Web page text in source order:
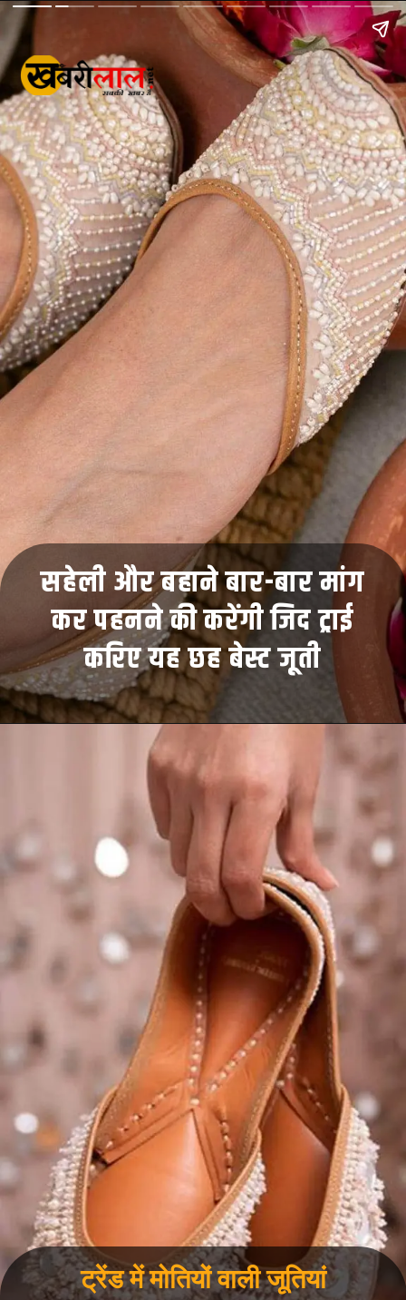
सहेली और बहाने बार-बार मांग
कर पहनने की करेंगी जिद ट्राई
करिए यह छह बेस्ट जूती
ट्रेंड में मोतियों वाली जूतियां